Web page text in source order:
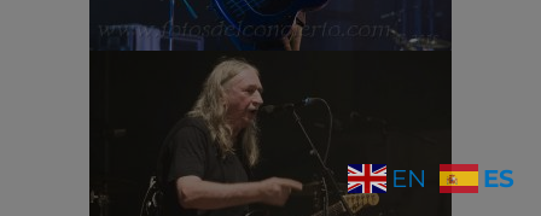
EN ES